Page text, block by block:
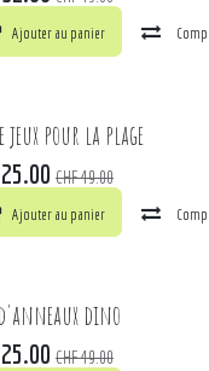
Ajouter à la liste de souhaits
Ajouter au panier
Ajouter à la liste de souhaits
jeux pour la plage
25.00 CHF49.00
Ajouter au panier
dino
25.00 CHF49.00